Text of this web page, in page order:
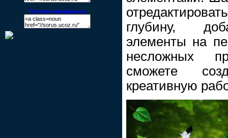
Русские программы
глубину,
элементы на
несложных
сможете
креативную